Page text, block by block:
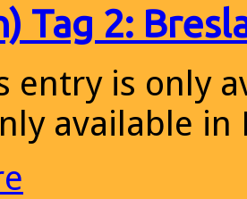
Tag 2:
entry is only
available in